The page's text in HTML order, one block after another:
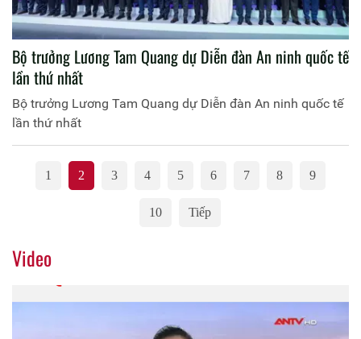
Bộ trưởng Lương Tam Quang dự Diễn đàn An ninh quốc tế
lần thứ nhất
Bộ trưởng Lương Tam Quang dự Diễn đàn An ninh quốc tế
lần thứ nhất
1 2 3 4 5 6 7 8 9
10 Tiếp
Video